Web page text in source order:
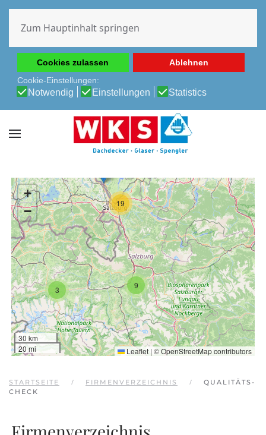
Erfahrung auf unserer Website zu ermöglichen.
Cookie-Richtlinie
Datenschutz-Bestimmungen
Cookies zulassen
Ablehnen
Cookie-Einstellungen:
Notwendig Einstellungen Statistics
Zum Hauptinhalt springen
19
3 9
+
−
30 km
20 mi
Leaflet | ©OpenStreetMapcontributors
STARTSEITE FIRMENVERZEICHNIS
QUALITÄTS-
CHECK